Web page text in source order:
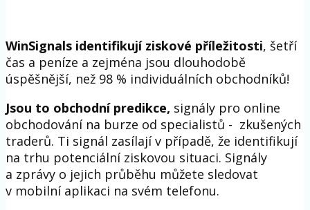
WinSignals identifikují ziskové příležitosti, šetří
čas a peníze a zejména jsou dlouhodobě
úspěšnější, než 98 % individuálních obchodníků!
Jsou to obchodní predikce, signály pro online
obchodování na burze od specialistů - zkušených
traderů. Ti signál zasílají v případě, že identifikují
na trhu potenciální ziskovou situaci. Signály
a zprávy o jejich průběhu můžete sledovat
v mobilní aplikaci na svém telefonu.